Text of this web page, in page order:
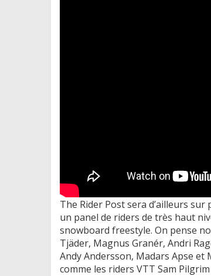
The Rider Post sera d’ailleurs sur
un panel de riders de très haut
snowboard freestyle. On pense
Tjäder, Magnus Granér, Andri
Andy Andersson, Madars Apse
comme les riders VTT Sam